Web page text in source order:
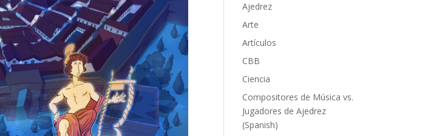
Ajedrez
Arte
Artículos
CBB
Ciencia
Compositores de Música vs.
Jugadores de Ajedrez
(Spanish)